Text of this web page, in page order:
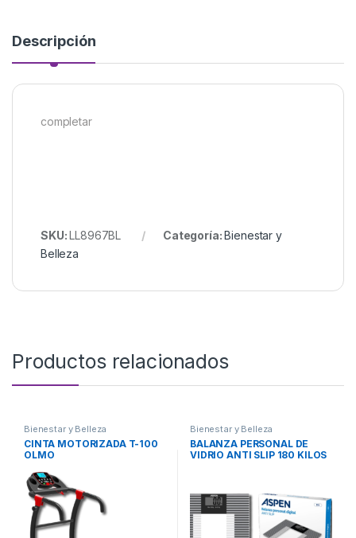
Descripción
completar
SKU:LL8967BL Categoría:Bienestar y
Belleza
Productos relacionados
Bienestar y Belleza
CINTA MOTORIZADA T-100
OLMO
Bienestar y Belleza
BALANZA PERSONAL DE
VIDRIO ANTI SLIP 180 KILOS